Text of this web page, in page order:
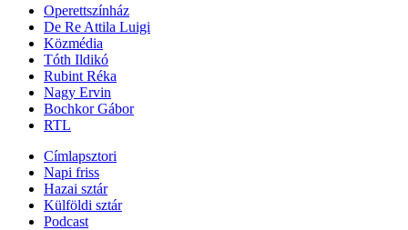
Operettszínház
De Re Attila Luigi
Közmédia
Tóth Ildikó
Rubint Réka
Nagy Ervin
Bochkor Gábor
RTL
Címlapsztori
Napi friss
Hazai sztár
Külföldi sztár
Podcast